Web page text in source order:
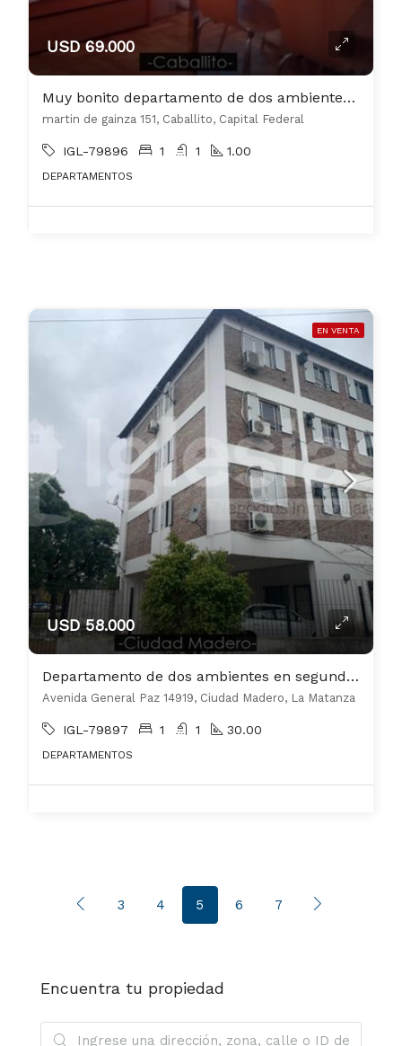
USD 69.000
Muy bonito departamento de dos ambientes en Caballito
martin de gainza 151, Caballito, Capital Federal
IGL-79896 1 1 1.00
DEPARTAMENTOS
EN VENTA
USD 58.000
Departamento de dos ambientes en segundo piso por escalera
Avenida General Paz 14919, Ciudad Madero, La Matanza
IGL-79897 1 1 30.00
DEPARTAMENTOS
3 4 5 6 7
Encuentra tu propiedad